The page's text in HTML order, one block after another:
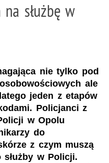
służbę w
nie tylko pod
ale
jeden z etapów
Policjanci z
w Opolu
do
z czym muszą
w Policji.